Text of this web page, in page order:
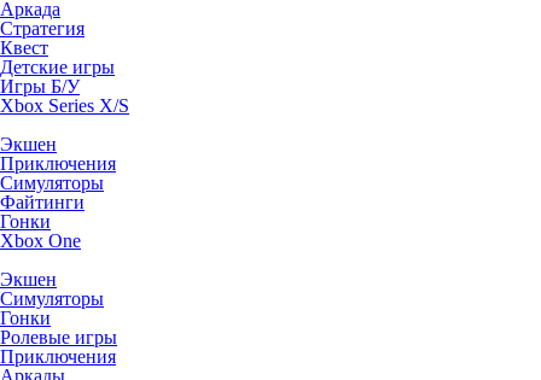
Аркада
Стратегия
Квест
Детские игры
Игры Б/У
Xbox Series X/S
Экшен
Приключения
Симуляторы
Файтинги
Гонки
Xbox One
Экшен
Симуляторы
Гонки
Ролевые игры
Приключения
Аркады